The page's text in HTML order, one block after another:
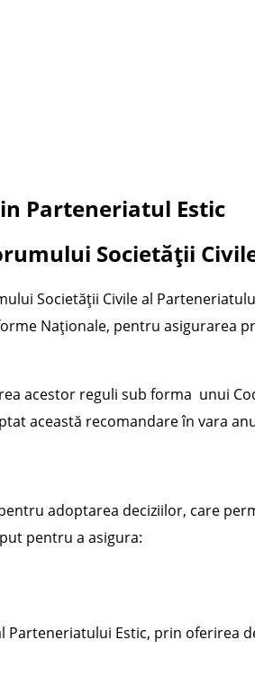
Parteneriatul Estic
Societății
Societății Civile al
Naționale, pentru
acestor reguli sub forma unui
această recomandare în vara
adoptarea deciziilor, care
pentru a asigura:
Parteneriatului Estic, prin